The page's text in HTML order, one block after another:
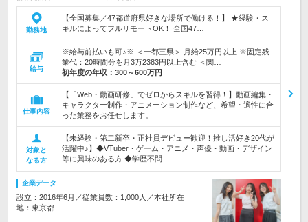
勤務地
【全国募集／47都道府県好きな場所で働ける！】 ★経験・ス
キルによってフルリモートOK！ 全国47…
給与
※給与前払いも可♪※ ＜一都三県＞ 月給25万円以上 ※固定残
業代：20時間分を月3万2383円以上含む ＜関…
初年度の年収： 300～600万円
仕事内容
【「Web・動画研修」でゼロからスキルを習得！】動画編集・
キャラクター制作・アニメーション制作など、希望・適性に合
った業務をお任せします。
対象と
なる方
【未経験・第二新卒・正社員デビュー歓迎！推し活好き20代が
活躍中♪】◆VTuber・ゲーム・アニメ・声優・動画・デザイン
等に興味のある方 ◆学歴不問
企業データ
設立：2016年6月／従業員数：1,000人／本社所在
地：東京都